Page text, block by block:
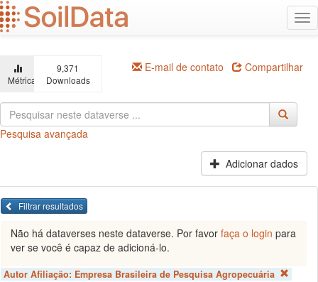
Ir
para
o
principal
Métricas
9,371
Downloads
E-mail de contato Compartilhar
Pesquisa avançada
Adicionar dados
Filtrar resultados
Não há dataverses neste dataverse. Por favor faça o login para
ver se você é capaz de adicioná-lo.
Autor Afiliação: Empresa Brasileira de Pesquisa Agropecuária